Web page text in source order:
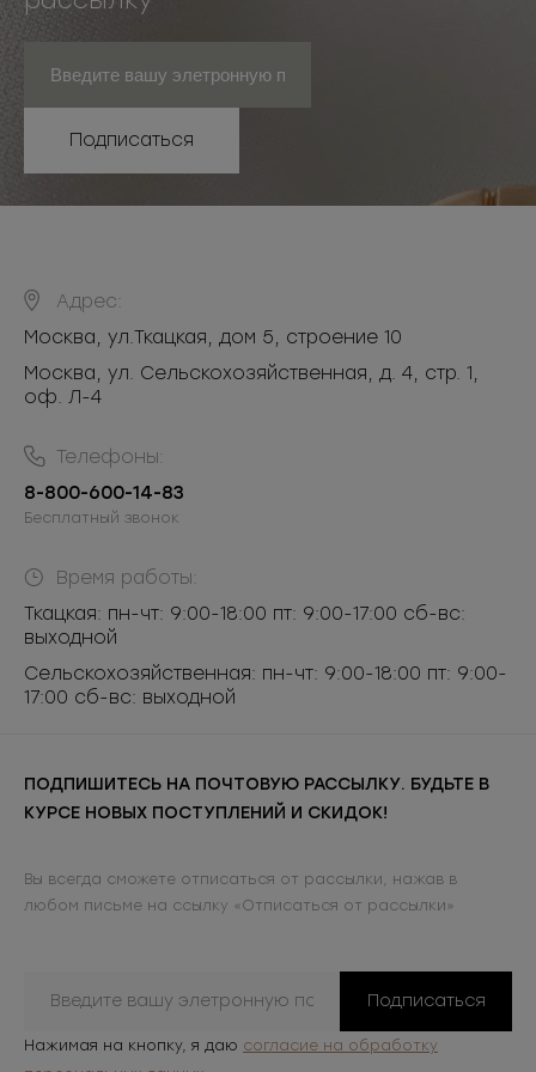
Подписаться
Адрес:
Москва, ул.Ткацкая, дом 5, строение 10
Москва, ул. Сельскохозяйственная, д. 4, стр. 1,
оф. Л-4
Телефоны:
8-800-600-14-83
Бесплатный звонок
Время работы:
Ткацкая: пн-чт: 9:00-18:00 пт: 9:00-17:00 сб-вс:
выходной
Сельскохозяйственная: пн-чт: 9:00-18:00 пт: 9:00-
17:00 сб-вс: выходной
ПОДПИШИТЕСЬ НА ПОЧТОВУЮ РАССЫЛКУ. БУДЬТЕ В
КУРСЕ НОВЫХ ПОСТУПЛЕНИЙ И СКИДОК!
Вы всегда сможете отписаться от рассылки, нажав в
любом письме на ссылку «Отписаться от рассылки»
Подписаться
Нажимая на кнопку, я даю согласие на обработку